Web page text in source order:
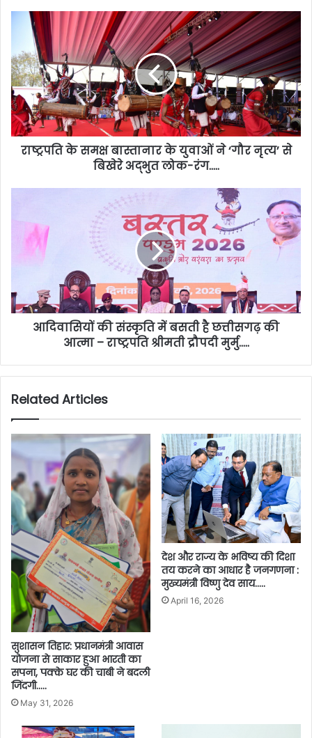
राष्ट्रपति के समक्ष बास्तानार के युवाओं ने ‘गौर नृत्य’ से
बिखेरे अद्भुत लोक-रंग…..
आदिवासियों की संस्कृति में बसती है छत्तीसगढ़ की
आत्मा – राष्ट्रपति श्रीमती द्रौपदी मुर्मु…..
Related Articles
सुशासन तिहार: प्रधानमंत्री आवास
योजना से साकार हुआ भारती का
सपना, पक्के घर की चाबी ने बदली
जिंदगी…..
May 31, 2026
देश और राज्य के भविष्य की दिशा
तय करने का आधार है जनगणना :
मुख्यमंत्री विष्णु देव साय…..
April 16, 2026